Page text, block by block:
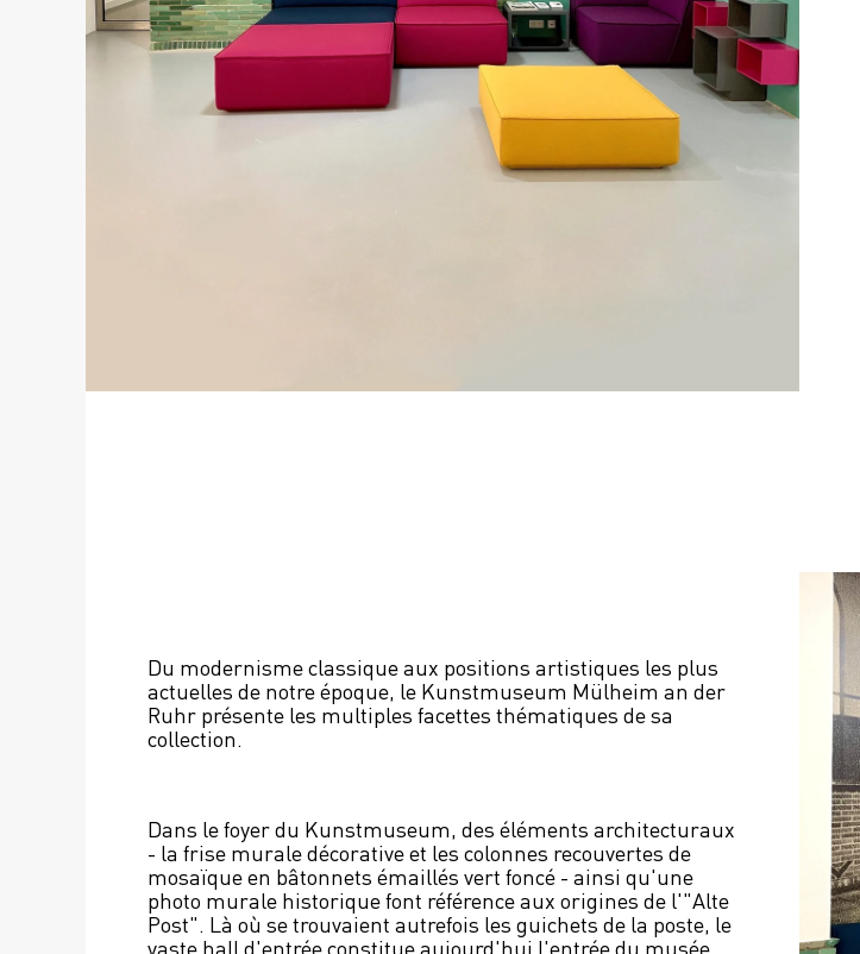
Du modernisme classique aux positions artistiques les plus
actuelles de notre époque, le Kunstmuseum Mülheim an der
Ruhr présente les multiples facettes thématiques de sa
collection.
Dans le foyer du Kunstmuseum, des éléments architecturaux
- la frise murale décorative et les colonnes recouvertes de
mosaïque en bâtonnets émaillés vert foncé - ainsi qu'une
photo murale historique font référence aux origines de l'"Alte
Post". Là où se trouvaient autrefois les guichets de la poste, le
vaste hall d'entrée constitue aujourd'hui l'entrée du musée